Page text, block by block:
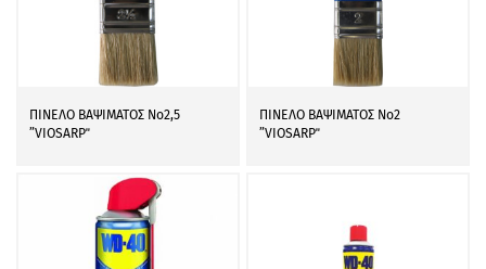
ΠΙΝΕΛΟ ΒΑΨΙΜΑΤΟΣ Νο2,5
”VIOSARP΄΄
ΠΙΝΕΛΟ ΒΑΨΙΜΑΤΟΣ Νο2
”VIOSARP΄΄